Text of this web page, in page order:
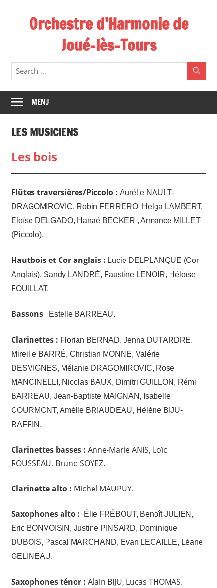
Orchestre d'Harmonie de
Joué-lès-Tours
MENU
LES MUSICIENS
Les bois
Flûtes traversières/Piccolo : Aurélie NAULT-
DRAGOMIROVIC, Robin FERRERO, Helga LAMBERT,
Eloïse DELGADO, Hanaé BECKER , Armance MILLET
(Piccolo).
Hautbois et Cor anglais : Lucie DELPLANQUE (Cor
Anglais), Sandy LANDRÉ, Faustine LENOIR, Héloïse
FOUILLAT.
Bassons: Estelle BARREAU.
Clarinettes : Florian BERNAD, Jenna DUTARDRE,
Mireille BARRÉ, Christian MONNE, Valérie
DESVIGNES, Mélanie DRAGOMIROVIC, Rose
MANCINELLI, Nicolas BAUX, Dimitri GUILLON, Rémi
BARREAU, Jean-Baptiste MAIGNAN, Isabelle
COURMONT, Amélie BRIAUDEAU, Hélène BIJU-
RAFFIN.
Clarinettes basses : Anne-Marie ANIS, Loïc
ROUSSEAU, Bruno SOYEZ.
Clarinette alto : Michel MAUPUY.
Saxophones alto :
Élie FRÉBOUT, Benoît JULIEN,
Eric BONVOISIN, Justine PINSARD, Dominique
DUBOIS, Pascal MARCHAND, Evan LECAILLE, Léane
GELINEAU.
Saxophones ténor : Alain BIJU, Lucas THOMAS.